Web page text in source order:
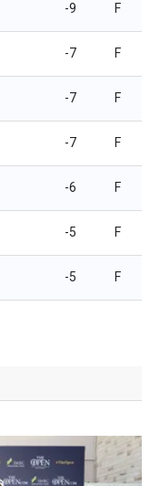
-9 F
-7 F
-7 F
-7 F
-6 F
-5 F
-5 F